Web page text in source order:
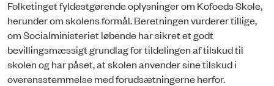
Folketinget fyldestgørende oplysninger om Kofoeds Skole,
herunder om skolens formål. Beretningen vurderer tillige,
om Socialministeriet løbende har sikret et godt
bevillingsmæssigt grundlag for tildelingen af tilskud til
skolen og har påset, at skolen anvender sine tilskud i
overensstemmelse med forudsætningerne herfor.